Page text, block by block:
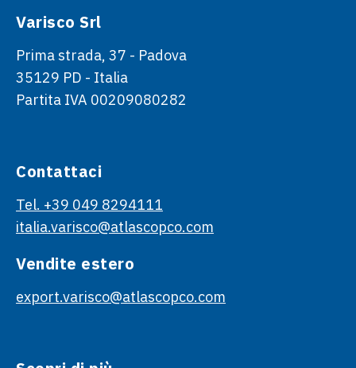
Varisco Srl
Prima strada, 37 - Padova
35129 PD - Italia
Partita IVA 00209080282
Contattaci
Tel. +39 049 8294111
italia.varisco@atlascopco.com
Vendite estero
export.varisco@atlascopco.com